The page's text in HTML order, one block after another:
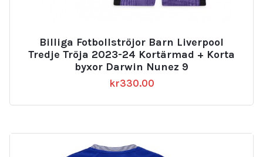
Billiga Fotbollströjor Barn Liverpool
Tredje Tröja 2023-24 Kortärmad + Korta
byxor Darwin Nunez 9
kr330.00